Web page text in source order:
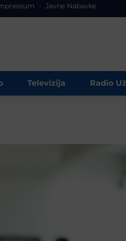
Javne Nabavke
Televizija Radio